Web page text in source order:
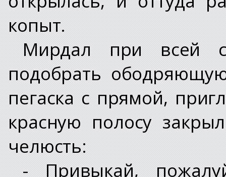
копыт.
Мирдал при всей
подобрать
пегаска с прямой,
красную полосу
челюсть:
- Привыкай,